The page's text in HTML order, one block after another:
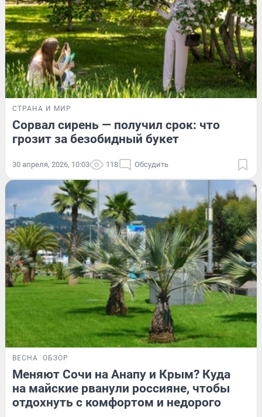
СТРАНА И МИР
Сорвал сирень — получил срок: что
грозит за безобидный букет
30 апреля, 2026, 10:03 118 Обсудить
ВЕСНА ОБЗОР
Меняют Сочи на Анапу и Крым? Куда
на майские рванули россияне, чтобы
отдохнуть с комфортом и недорого